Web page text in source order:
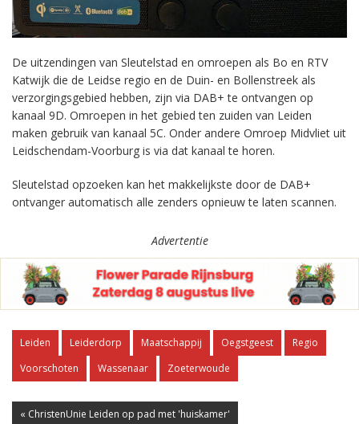
De uitzendingen van Sleutelstad en omroepen als Bo en RTV
Katwijk die de Leidse regio en de Duin- en Bollenstreek als
verzorgingsgebied hebben, zijn via DAB+ te ontvangen op
kanaal 9D. Omroepen in het gebied ten zuiden van Leiden
maken gebruik van kanaal 5C. Onder andere Omroep Midvliet uit
Leidschendam-Voorburg is via dat kanaal te horen.
Sleutelstad opzoeken kan het makkelijkste door de DAB+
ontvanger automatisch alle zenders opnieuw te laten scannen.
Advertentie
Leiden Leiderdorp Maatschappij Oegstgeest
Regio
Voorschoten
Wassenaar Zoeterwoude
« ChristenUnie Leiden op pad met 'huiskamer'